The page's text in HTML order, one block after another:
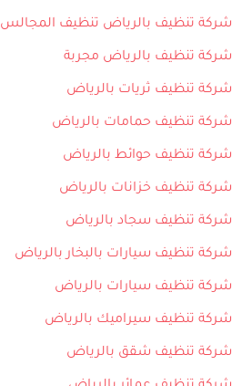
شركة تنظيف بالرياض تنظيف المجالس
شركة تنظيف بالرياض مجربة
شركة تنظيف ثريات بالرياض
شركة تنظيف حمامات بالرياض
شركة تنظيف حوائط بالرياض
شركة تنظيف خزانات بالرياض
شركة تنظيف سجاد بالرياض
شركة تنظيف سيارات بالبخار بالرياض
شركة تنظيف سيارات بالرياض
شركة تنظيف سيراميك بالرياض
شركة تنظيف شقق بالرياض